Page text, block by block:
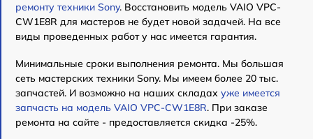
ремонту техники Sony. Восстановить модель VAIO VPC-
CW1E8R для мастеров не будет новой задачей. На все
виды проведенных работ у нас имеется гарантия.
Минимальные сроки выполнения ремонта. Мы большая
сеть мастерских техники Sony. Мы имеем более 20 тыс.
запчастей. И возможно на наших складах уже имеется
запчасть на модель VAIO VPC-CW1E8R. При заказе
ремонта на сайте - предоставляется скидка -25%.